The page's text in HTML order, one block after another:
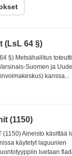
(LsL 64 §)
§) Metsähallitus
Suomen ja
kanssa...
(1150)
(1150) Aineisto käsittää
käytetyt laguunien
luetaan